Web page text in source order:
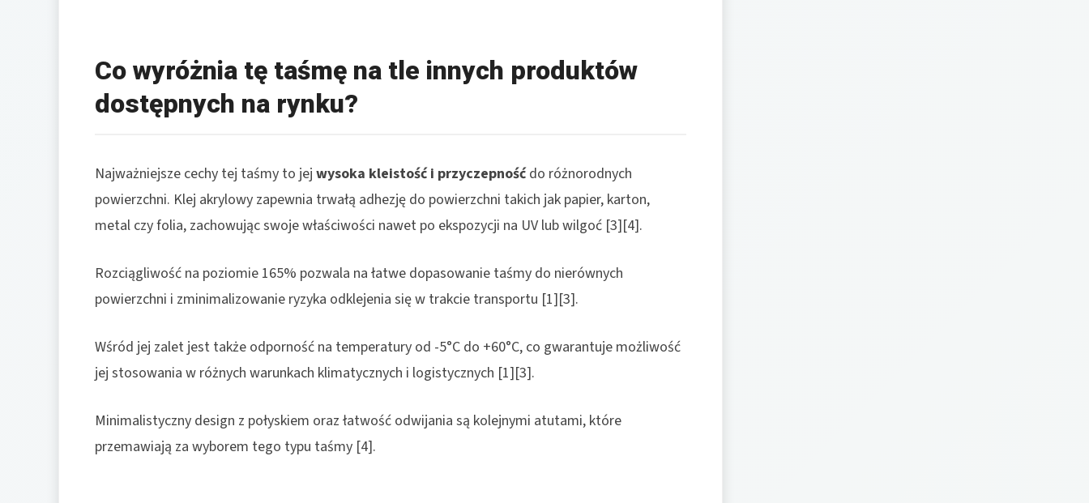
Co wyróżnia tę taśmę na tle innych produktów
dostępnych na rynku?
Najważniejsze cechy tej taśmy to jej wysoka kleistość i przyczepnośćdo różnorodnych
powierzchni. Klej akrylowy zapewnia trwałą adhezję do powierzchni takich jak papier, karton,
metal czy folia, zachowując swoje właściwości nawet po ekspozycji na UV lub wilgoć [3][4].
Rozciągliwość na poziomie 165% pozwala na łatwe dopasowanie taśmy do nierównych
powierzchni i zminimalizowanie ryzyka odklejenia się w trakcie transportu [1][3].
Wśród jej zalet jest także odporność na temperatury od -5°C do +60°C, co gwarantuje możliwość
jej stosowania w różnych warunkach klimatycznych i logistycznych [1][3].
Minimalistyczny design z połyskiem oraz łatwość odwijania są kolejnymi atutami, które
przemawiają za wyborem tego typu taśmy [4].